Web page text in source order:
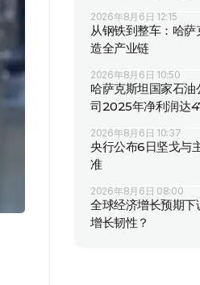
2026年8月6日 12:15
从钢铁到整车：哈
造全产业链
2026年8月6日 10:50
哈萨克斯坦国家石
司2025年净利润达
2026年8月6日 10:37
央行公布6日坚戈与
准
2026年8月6日 08:00
全球经济增长预期
增长韧性？